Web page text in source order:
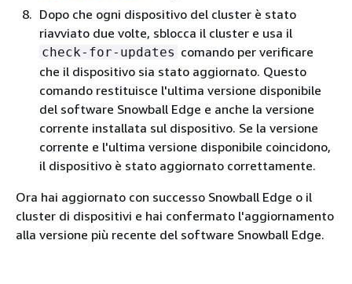
Dopo che ogni dispositivo del cluster è stato
riavviato due volte, sblocca il cluster e usa il
check-for-updates comando per verificare
che il dispositivo sia stato aggiornato. Questo
comando restituisce l'ultima versione disponibile
del software Snowball Edge e anche la versione
corrente installata sul dispositivo. Se la versione
corrente e l'ultima versione disponibile coincidono,
il dispositivo è stato aggiornato correttamente.
Ora hai aggiornato con successo Snowball Edge o il
cluster di dispositivi e hai confermato l'aggiornamento
alla versione più recente del software Snowball Edge.